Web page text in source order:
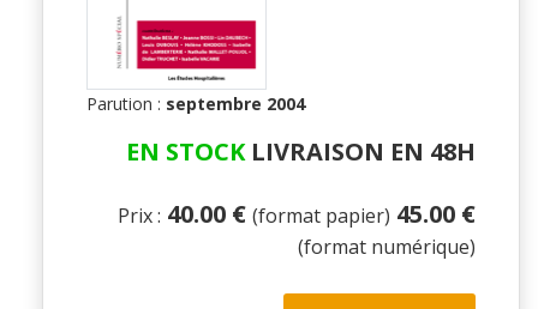
Parution : septembre 2004
EN STOCKLIVRAISON EN 48H
Prix : 40.00 € (format papier) 45.00 €
(format numérique)